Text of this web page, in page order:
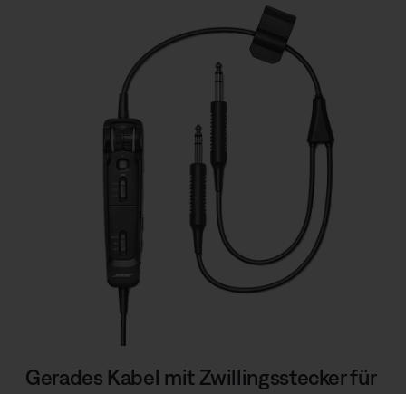
Gerades Kabel mit Zwillingsstecker für